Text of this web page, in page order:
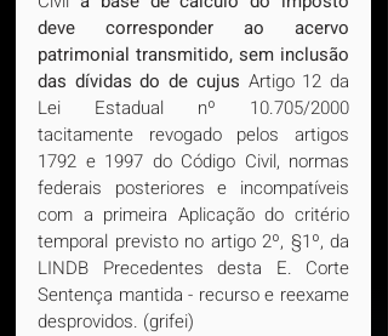
deve corresponder ao acervo
patrimonial transmitido, sem inclusão
das dívidas do de cujus Artigo 12 da
Lei Estadual nº 10.705/2000
tacitamente revogado pelos artigos
1792 e 1997 do Código Civil, normas
federais posteriores e incompatíveis
com a primeira Aplicação do critério
temporal previsto no artigo 2º, §1º, da
LINDB Precedentes desta E. Corte
Sentença mantida - recurso e reexame
desprovidos. (grifei)